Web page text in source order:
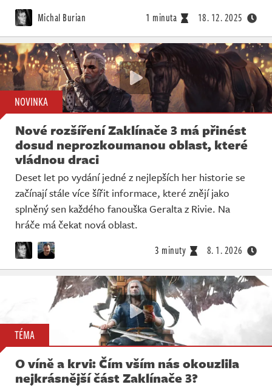
Michal Burian 1 minuta 18. 12. 2025
NOVINKA
Nové rozšíření Zaklínače 3 má přinést
dosud neprozkoumanou oblast, které
vládnou draci
Deset let po vydání jedné z nejlepších her historie se
začínají stále více šířit informace, které znějí jako
splněný sen každého fanouška Geralta z Rivie. Na
hráče má čekat nová oblast.
3 minuty 8. 1. 2026
TÉMA
O víně a krvi: Čím vším nás okouzlila
nejkrásnější část Zaklínače 3?